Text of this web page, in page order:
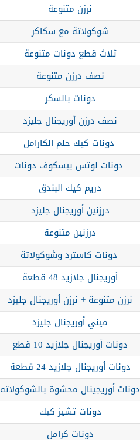
نرزن متنوعة
شوكولاتة مع سكاكر
ثلاث قطع دونات متنوعة
نصف درزن متنوعة
دونات بالسكر
نصف درزن أوريجنال جليزد
دونات كيك حلم الكارامل
دونات لوتس بيسكوف دونات
دريم كيك البندق
درزنين أوريجنال جليزد
درزنين متنوعة
دونات كاسترد وشوكولاتة
أوريجنال جلازيد 48 قطعة
نرزن متنوعة + نرزن أوريجنال جليزد
ميني أوريجنال جليزد
دونات أوريجنال جلازيد 10 قطع
دونات أوريجنال جلازيد 24 قطعة
دونات أوريجينال محشوة بالشوكولاته
دونات تشيز كيك
دونات كرامل